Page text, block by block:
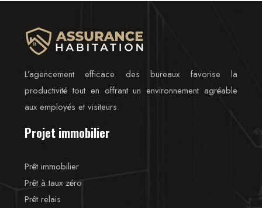
L’agencement efficace des bureaux favorise la
productivité tout en offrant un environnement agréable
aux employés et visiteurs.
Projet immobilier
Prêt immobilier
Prêt à taux zéro
Prêt relais